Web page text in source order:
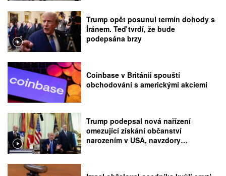
Trump opět posunul termín dohody s
Íránem. Teď tvrdí, že bude
podepsána brzy
Coinbase v Británii spouští
obchodování s americkými akciemi
Trump podepsal nová nařízení
omezující získání občanství
narozením v USA, navzdory